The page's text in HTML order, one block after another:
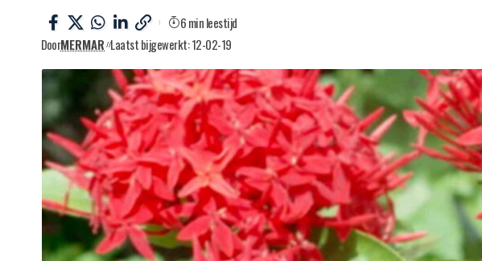
DoorMERMAR Laatst bijgewerkt: 12-02-19
6 min leestijd